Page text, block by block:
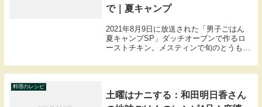
で｜夏キャンプ
2021年8月9日に放送された「男子ごはん
夏キャンプSP」ダッチオーブンで作るロ
ーストチキン。メスティンで旬のとうもろ
香福豚のソテー・ブルーベリーソース。太
一アヒージョこちらではダッチオーブンで
料理のレシピ
土曜はナニする：和田明日香さん